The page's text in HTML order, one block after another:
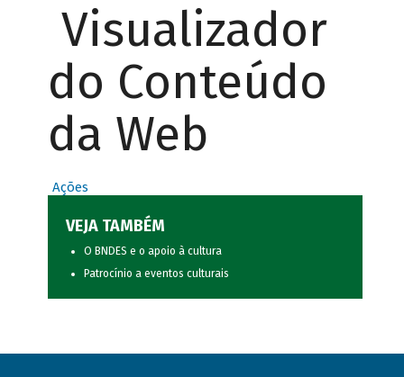
Visualizador
do Conteúdo
da Web
Ações
VEJA TAMBÉM
O BNDES e o apoio à cultura
Patrocínio a eventos culturais